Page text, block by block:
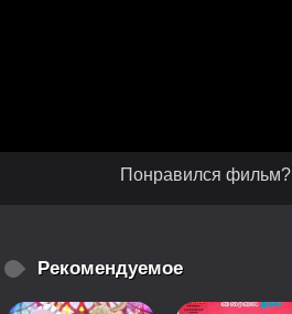
Понравился фильм?
Рекомендуемое